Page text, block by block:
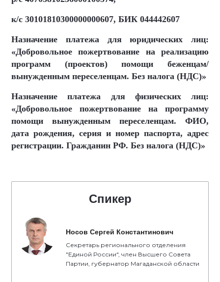
к/с 30101810300000000607, БИК 044442607
Назначение платежа для юридических лиц:
«Добровольное пожертвование на реализацию
программ (проектов) помощи беженцам/
вынужденным переселенцам. Без налога (НДС)»
Назначение платежа для физических лиц:
«Добровольное пожертвование на программу
помощи вынужденным переселенцам. ФИО,
дата рождения, серия и номер паспорта, адрес
регистрации. Гражданин РФ. Без налога (НДС)»
Спикер
Носов Сергей Константинович
Секретарь регионального отделения
"Единой России", член Высшего Совета
Партии, губернатор Магаданской области